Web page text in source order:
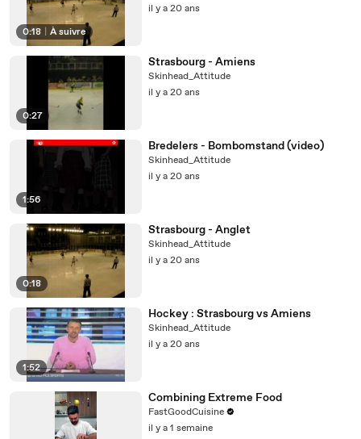
0:18 À suivre
il y a 20 ans
0:27
Strasbourg - Amiens
Skinhead_Attitude
il y a 20 ans
1:56
Bredelers - Bombomstand (video)
Skinhead_Attitude
il y a 20 ans
0:18
Strasbourg - Anglet
Skinhead_Attitude
il y a 20 ans
1:52
Hockey : Strasbourg vs Amiens
Skinhead_Attitude
il y a 20 ans
Combining Extreme Food
FastGoodCuisine
il y a 1 semaine